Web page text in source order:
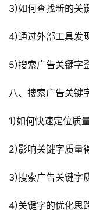
3)如何查找新的关
4)通过外部工具发
5)搜索广告关键字
八、搜索广告关键
1)如何快速定位质
2)影响关键字质量
3)搜索广告关键字
4)关键字的优化思